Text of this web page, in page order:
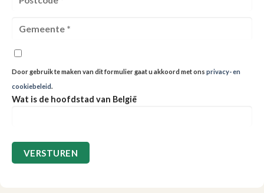
Door gebruik te maken van dit formulier gaat u akkoord met ons privacy- en
cookiebeleid.
Wat is de hoofdstad van België